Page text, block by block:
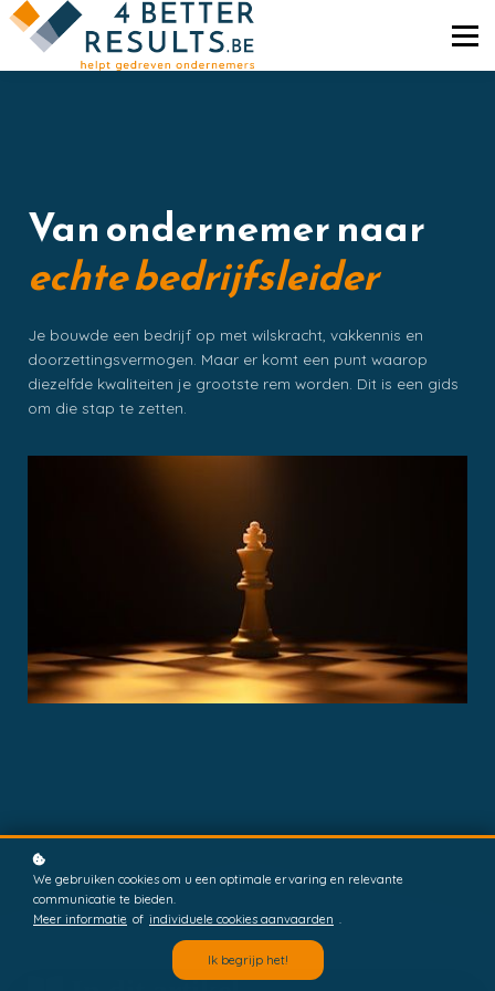
Inspiratie
Wie zijn we?
English
Van ondernemer naar
echte bedrijfsleider
Je bouwde een bedrijf op met wilskracht, vakkennis en
doorzettingsvermogen. Maar er komt een punt waarop
diezelfde kwaliteiten je grootste rem worden. Dit is een gids
om die stap te zetten.
We gebruiken cookies om u een optimale ervaring en relevante
communicatie te bieden.
Meer informatie of individuele cookies aanvaarden .
Ik begrijp het!